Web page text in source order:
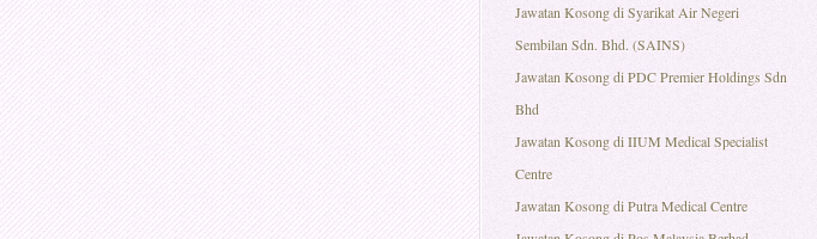
Jawatan Kosong di Syarikat Air Negeri
Sembilan Sdn. Bhd. (SAINS)
Jawatan Kosong di PDC Premier Holdings Sdn
Bhd
Jawatan Kosong di IIUM Medical Specialist
Centre
Jawatan Kosong di Putra Medical Centre